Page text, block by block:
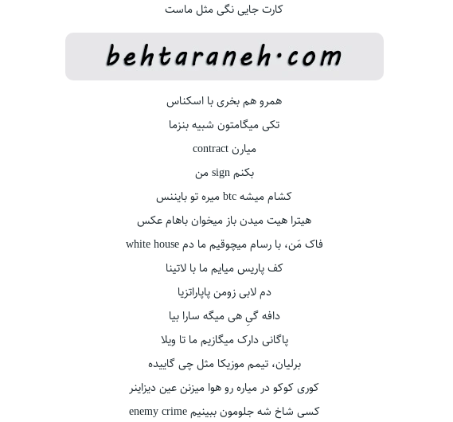
کارت جایی نگی مثل ماست
همرو هم بخری با اسکناس
تکی میگامتون شبیه بنزما
میارن contract
بکنم sign من
کشام میشه btc میره تو بایننس
هیترا هیت میدن باز میخوان باهام عکس
فاک مَن، با رسام میچوقیم ما دم white house
کف پاریس میایم ما با لاتینا
دم لابی زومن پاپاراتزیا
دافه گیِ هی میگه سارا بیا
پاگانی دارک میگازیم ما تا ویلا
برلیان، تیمم موزیکا مثل چی گاییده
کوری کوکو در میاره رو هوا میزنن عین دیزاینر
کسی شاخ شه جلومون ببینیم enemy crime